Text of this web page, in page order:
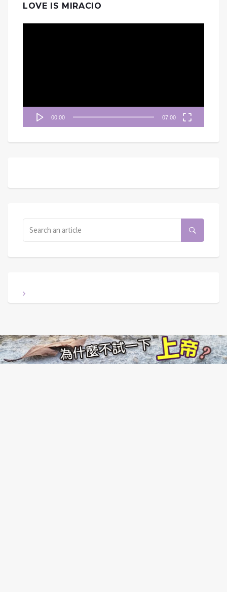
LOVE IS MIRACIO
00:00 07:00